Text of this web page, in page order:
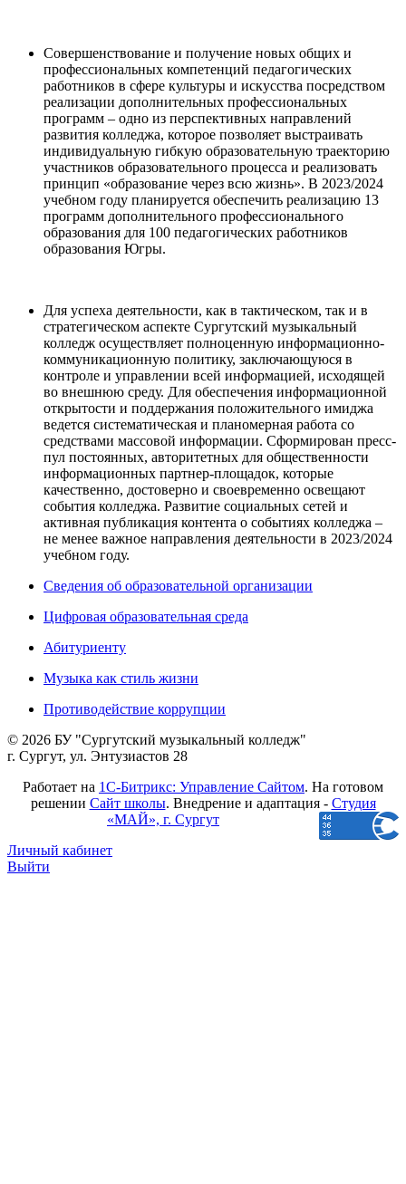
Совершенствование и получение новых общих и
профессиональных компетенций педагогических
работников в сфере культуры и искусства посредством
реализации дополнительных профессиональных
программ – одно из перспективных направлений
развития колледжа, которое позволяет выстраивать
индивидуальную гибкую образовательную траекторию
участников образовательного процесса и реализовать
принцип «образование через всю жизнь». В 2023/2024
учебном году планируется обеспечить реализацию 13
программ дополнительного профессионального
образования для 100 педагогических работников
образования Югры.
Для успеха деятельности, как в тактическом, так и в
стратегическом аспекте Сургутский музыкальный
колледж осуществляет полноценную информационно-
коммуникационную политику, заключающуюся в
контроле и управлении всей информацией, исходящей
во внешнюю среду. Для обеспечения информационной
открытости и поддержания положительного имиджа
ведется систематическая и планомерная работа со
средствами массовой информации. Сформирован пресс-
пул постоянных, авторитетных для общественности
информационных партнер-площадок, которые
качественно, достоверно и своевременно освещают
события колледжа. Развитие социальных сетей и
активная публикация контента о событиях колледжа –
не менее важное направления деятельности в 2023/2024
учебном году.
Сведения об образовательной организации
Цифровая образовательная среда
Абитуриенту
Музыка как стиль жизни
Противодействие коррупции
© 2026 БУ "Сургутский музыкальный колледж"
г. Сургут, ул. Энтузиастов 28
Работает на 1С-Битрикс: Управление Сайтом. На готовом
решении Сайт школы. Внедрение и адаптация - Студия
«МАЙ», г. Сургут
Личный кабинет
Выйти